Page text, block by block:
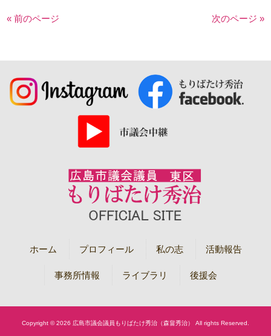
« 前のページ 次のページ »
ホーム プロフィール 私の志 活動報告
事務所情報 ライブラリ 後援会
Copyright © 2026 広島市議会議員もりばたけ秀治（森畠秀治） All rights Reserved.